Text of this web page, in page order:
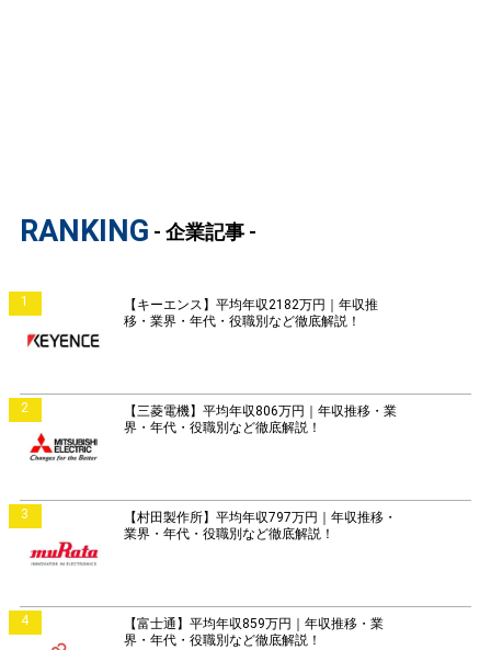
RANKING - 企業記事 -
1
【キーエンス】平均年収2182万円｜年収推
移・業界・年代・役職別など徹底解説！
2
【三菱電機】平均年収806万円｜年収推移・業
界・年代・役職別など徹底解説！
3
【村田製作所】平均年収797万円｜年収推移・
業界・年代・役職別など徹底解説！
4
【富士通】平均年収859万円｜年収推移・業
界・年代・役職別など徹底解説！